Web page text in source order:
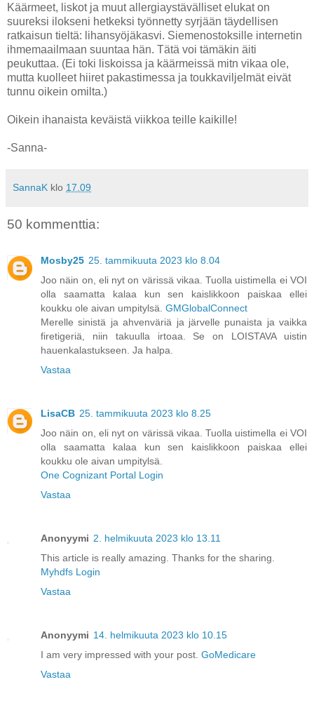
Käärmeet, liskot ja muut allergiaystävälliset elukat on
suureksi ilokseni hetkeksi työnnetty syrjään täydellisen
ratkaisun tieltä: lihansyöjäkasvi. Siemenostoksille internetin
ihmemaailmaan suuntaa hän. Tätä voi tämäkin äiti
peukuttaa. (Ei toki liskoissa ja käärmeissä mitn vikaa ole,
mutta kuolleet hiiret pakastimessa ja toukkaviljelmät eivät
tunnu oikein omilta.)
Oikein ihanaista keväistä viikkoa teille kaikille!
-Sanna-
SannaK klo 17.09
50 kommenttia:
Mosby25 25. tammikuuta 2023 klo 8.04
Joo näin on, eli nyt on värissä vikaa. Tuolla uistimella ei VOI
olla saamatta kalaa kun sen kaislikkoon paiskaa ellei
koukku ole aivan umpitylsä. GMGlobalConnect
Merelle sinistä ja ahvenväriä ja järvelle punaista ja vaikka
firetigeriä, niin takuulla irtoaa. Se on LOISTAVA uistin
hauenkalastukseen. Ja halpa.
Vastaa
LisaCB 25. tammikuuta 2023 klo 8.25
Joo näin on, eli nyt on värissä vikaa. Tuolla uistimella ei VOI
olla saamatta kalaa kun sen kaislikkoon paiskaa ellei
koukku ole aivan umpitylsä.
One Cognizant Portal Login
Vastaa
Anonyymi 2. helmikuuta 2023 klo 13.11
This article is really amazing. Thanks for the sharing.
Myhdfs Login
Vastaa
Anonyymi 14. helmikuuta 2023 klo 10.15
I am very impressed with your post. GoMedicare
Vastaa